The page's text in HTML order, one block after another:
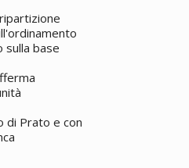
sulla base
di Prato e con